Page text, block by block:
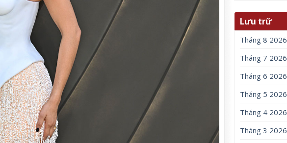
Lưu trữ
Tháng 8 2026
Tháng 7 2026
Tháng 6 2026
Tháng 5 2026
Tháng 4 2026
Tháng 3 2026